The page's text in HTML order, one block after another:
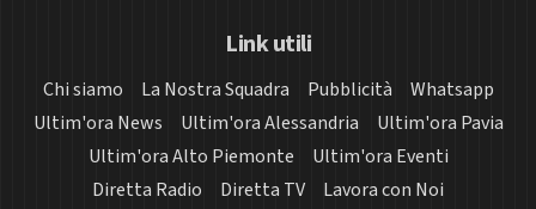
Link utili
Chi siamo La Nostra Squadra Pubblicità
Whatsapp
Ultim'ora News
Ultim'ora Alessandria
Ultim'ora Pavia
Ultim'ora Alto Piemonte
Ultim'ora Eventi
Diretta Radio
Diretta TV Lavora con Noi